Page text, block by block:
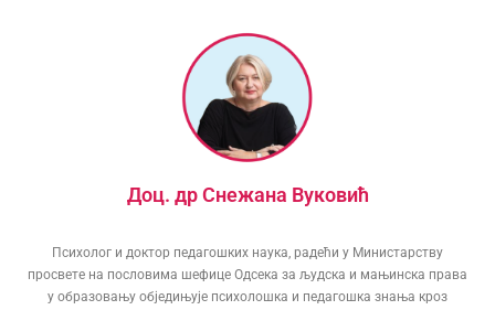
Доц. др Снежана Вуковић
Психолог и доктор педагошких наука, радећи у Министарству
просвете на пословима шефице Одсека за људска и мањинска права
у образовању обједињује психолошка и педагошка знања кроз